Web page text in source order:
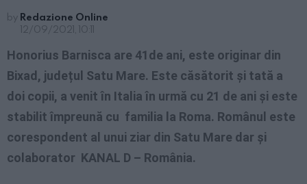
by Redazione Online
12/09/2021, 10:11
Honorius Barnisca are 41de ani, este originar din
Bixad, județul Satu Mare. Este căsătorit și tată a
doi copii, a venit în Italia în urmă cu 21 de ani și este
stabilit împreună cu familia la Roma. Românul este
corespondent al unui ziar din Satu Mare dar și
colaborator KANAL D – România.